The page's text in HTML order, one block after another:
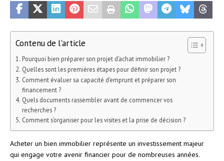
Contenu de l'article
Pourquoi bien préparer son projet d’achat immobilier ?
Quelles sont les premières étapes pour définir son projet ?
Comment évaluer sa capacité d’emprunt et préparer son
financement ?
Quels documents rassembler avant de commencer vos
recherches ?
Comment s’organiser pour les visites et la prise de décision ?
Acheter un bien immobilier représente un investissement majeur
qui engage votre avenir financier pour de nombreuses années.